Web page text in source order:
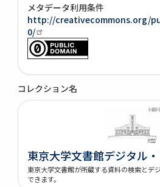
メタデータ利用条件
http://creativecommons.org/
0/
コレクション名
東京大学文書館デジタル
東京大学文書館が所蔵する資料の検索とデ
できます。